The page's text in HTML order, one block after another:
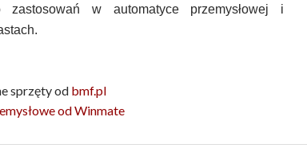
zastosowań w automatyce przemysłowej i
sprzęty od bmf.pl
od Winmate